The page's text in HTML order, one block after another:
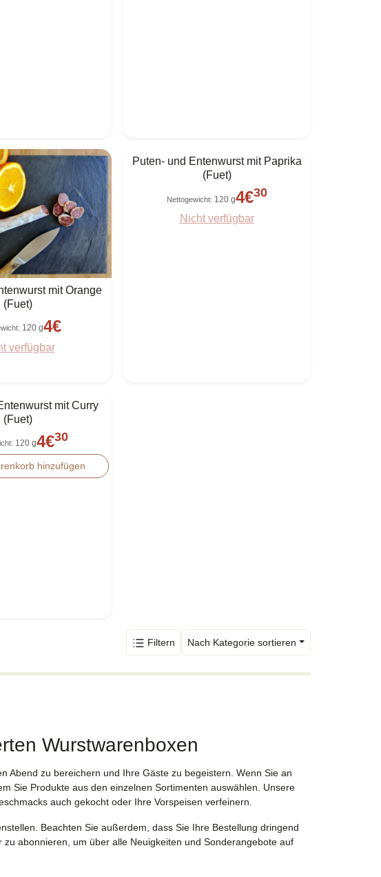
mit Orange
(Fuet)
: 120 g4€
verfügbar
Puten- und Entenwurst mit Paprika
(Fuet)
Nettogewicht: 120 g4€30
Nicht verfügbar
mit Curry
(Fuet)
: 120 g4€30
hinzufügen
Filtern Nach Kategorie sortieren
Wurstwarenboxen
Abend zu bereichern und Ihre Gäste zu begeistern. Wenn Sie an
Sie Produkte aus den einzelnen Sortimenten auswählen. Unsere
auch gekocht oder Ihre Vorspeisen verfeinern.
Beachten Sie außerdem, dass Sie Ihre Bestellung dringend
abonnieren, um über alle Neuigkeiten und Sonderangebote auf